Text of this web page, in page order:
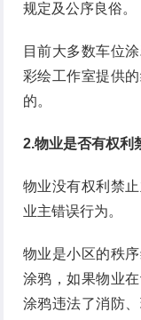
规定及公序良俗。
目前大多数车位
彩绘工作室提供
的。
2.物业是否有权利
物业没有权利禁
业主错误行为。
物业是小区的秩
涂鸦，如果物业
涂鸦违法了消防